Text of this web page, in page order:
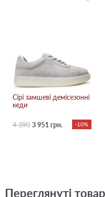
Сірі замшеві демісезонні
кеди
4 390 3 951 грн. -10%
Переглянуті